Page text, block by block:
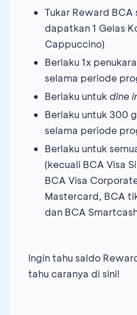
Tukar Reward BCA
dapatkan 1 Gelas
Cappuccino)
Berlaku 1x
selama periode
Berlaku untuk dine
Berlaku untuk 300
selama periode
Berlaku untuk
(kecuali BCA Visa
BCA Visa
Mastercard, BCA
dan BCA
Ingin tahu saldo
tahu caranya di sini!